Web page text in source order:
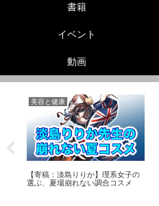
書籍
イベント
動画
美容と健康
【寄稿：淡島りりか】理系女子の
選ぶ、夏場崩れない調合コスメ